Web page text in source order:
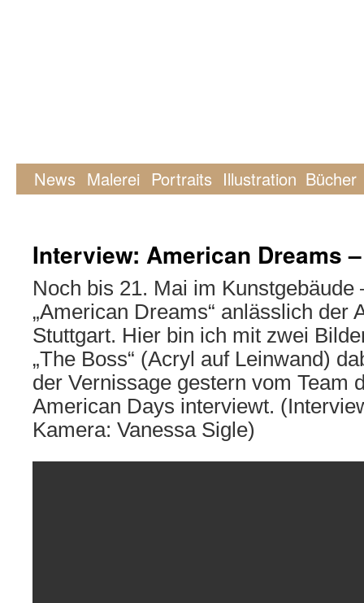
News Malerei Portraits Illustration Bücher
Interview: American Dreams
Noch bis 21. Mai im Kunstgebäude
„American Dreams“ anlässlich der
Stuttgart. Hier bin ich mit zwei
„The Boss“ (Acryl auf Leinwand)
der Vernissage gestern vom Team
American Days interviewt.
Kamera: Vanessa Sigle)